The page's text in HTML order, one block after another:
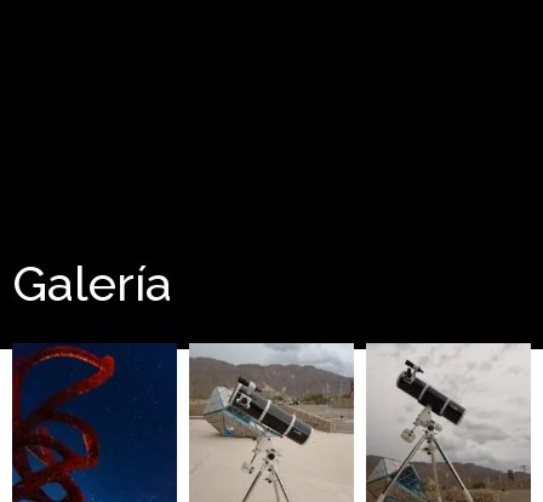
Galería